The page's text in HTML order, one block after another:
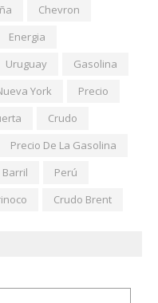
Chevron
Energia
Uruguay
Gasolina
York
Precio
Crudo
Precio De La Gasolina
Barril
Perú
Crudo Brent